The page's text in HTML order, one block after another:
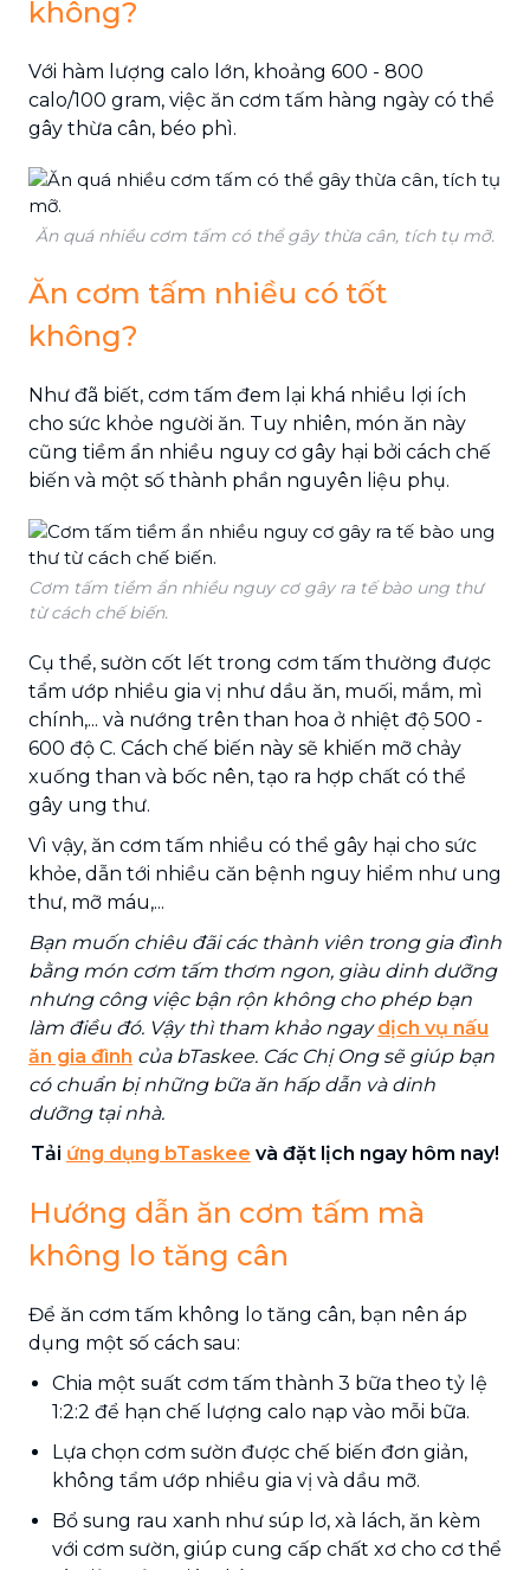
không?
Với hàm lượng calo lớn, khoảng 600 - 800
calo/100 gram, việc ăn cơm tấm hàng ngày có thể
gây thừa cân, béo phì.
Ăn quá nhiều cơm tấm có thể gây thừa cân, tích tụ mỡ.
Ăn cơm tấm nhiều có tốt
không?
Như đã biết, cơm tấm đem lại khá nhiều lợi ích
cho sức khỏe người ăn. Tuy nhiên, món ăn này
cũng tiềm ẩn nhiều nguy cơ gây hại bởi cách chế
biến và một số thành phần nguyên liệu phụ.
Cơm tấm tiềm ẩn nhiều nguy cơ gây ra tế bào ung thư
từ cách chế biến.
Cụ thể, sườn cốt lết trong cơm tấm thường được
tẩm ướp nhiều gia vị như dầu ăn, muối, mắm, mì
chính,... và nướng trên than hoa ở nhiệt độ 500 -
600 độ C. Cách chế biến này sẽ khiến mỡ chảy
xuống than và bốc nên, tạo ra hợp chất có thể
gây ung thư.
Vì vậy, ăn cơm tấm nhiều có thể gây hại cho sức
khỏe, dẫn tới nhiều căn bệnh nguy hiểm như ung
thư, mỡ máu,...
Bạn muốn chiêu đãi các thành viên trong gia đình
bằng món cơm tấm thơm ngon, giàu dinh dưỡng
nhưng công việc bận rộn không cho phép bạn
làm điều đó. Vậy thì tham khảo ngaydịch vụ nấu
ăn gia đình của bTaskee. Các Chị Ong sẽ giúp bạn
có chuẩn bị những bữa ăn hấp dẫn và dinh
dưỡng tại nhà.
Tải ứng dụng bTaskee và đặt lịch ngay hôm nay!
Hướng dẫn ăn cơm tấm mà
không lo tăng cân
Để ăn cơm tấm không lo tăng cân, bạn nên áp
dụng một số cách sau:
Chia một suất cơm tấm thành 3 bữa theo tỷ lệ
1:2:2 để hạn chế lượng calo nạp vào mỗi bữa.
Lựa chọn cơm sườn được chế biến đơn giản,
không tẩm ướp nhiều gia vị và dầu mỡ.
Bổ sung rau xanh như súp lơ, xà lách, ăn kèm
với cơm sườn, giúp cung cấp chất xơ cho cơ thể